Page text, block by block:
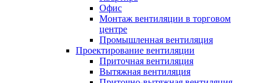
Офис
Монтаж вентиляции в торговом
центре
Промышленная вентиляция
Проектирование вентиляции
Приточная вентиляция
Вытяжная вентиляция